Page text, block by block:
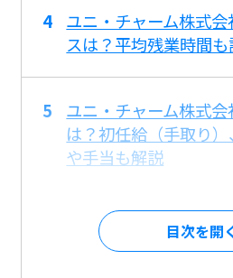
ユニ・チャーム株式
スは？平均残業時間
ユニ・チャーム株式会
は？初任給（手取り
や手当も解説
目次を